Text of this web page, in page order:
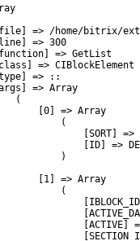
=> /home/bitrix/
=> 300
=> GetList
=> CIBlockElement
=> ::
=> Array
(
[0] => Array
(
[SORT] =>
[ID] =>
)
[1] => Array
(
[ACTIVE]